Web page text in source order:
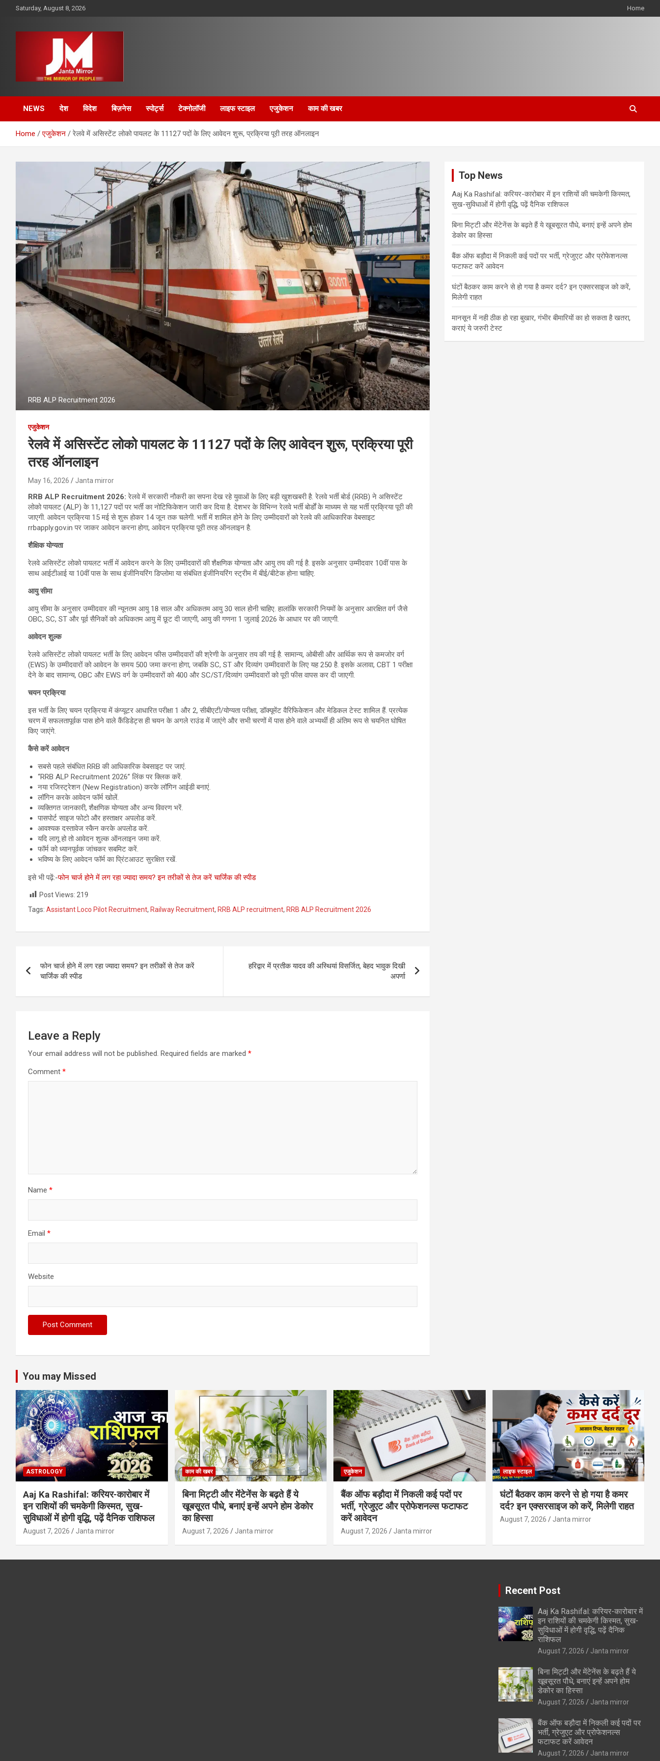
Saturday, August 8, 2026 Home
Janta Mirror
NEWS देश विदेश बिज़नेस स्पोर्ट्स टेक्नोलॉजी लाइफ स्टाइल एजुकेशन काम की खबर
Home एजुकेशन रेलवे में असिस्टेंट लोको पायलट के 11127 पदों के लिए आवेदन शुरू, प्रक्रिया पूरी तरह ऑनलाइन
RRB ALP Recruitment 2026
एजुकेशन
रेलवे में असिस्टेंट लोको पायलट के 11127 पदों के लिए आवेदन शुरू, प्रक्रिया पूरी
तरह ऑनलाइन
May 16, 2026 Janta mirror
RRB ALP Recruitment 2026:रेलवे में सरकारी नौकरी का सपना देख रहे युवाओं के लिए बड़ी खुशखबरी है. रेलवे भर्ती बोर्ड (RRB) ने असिस्टेंट
लोको पायलट (ALP) के 11,127 पदों पर भर्ती का नोटिफिकेशन जारी कर दिया है. देशभर के विभिन्न रेलवे भर्ती बोर्डों के माध्यम से यह भर्ती प्रक्रिया पूरी की
जाएगी. आवेदन प्रक्रिया 15 मई से शुरू होकर 14 जून तक चलेगी. भर्ती में शामिल होने के लिए उम्मीदवारों को रेलवे की आधिकारिक वेबसाइट
rrbapply.gov.in पर जाकर आवेदन करना होगा, आवेदन प्रक्रिया पूरी तरह ऑनलाइन है.
शैक्षिक योग्यता
रेलवे असिस्टेंट लोको पायलट भर्ती में आवेदन करने के लिए उम्मीदवारों की शैक्षणिक योग्यता और आयु तय की गई है. इसके अनुसार उम्मीदवार 10वीं पास के
साथ आईटीआई या 10वीं पास के साथ इंजीनियरिंग डिप्लोमा या संबंधित इंजीनियरिंग स्ट्रीम में बीई/बीटेक होना चाहिए.
आयु सीमा
आयु सीमा के अनुसार उम्मीदवार की न्यूनतम आयु 18 साल और अधिकतम आयु 30 साल होनी चाहिए. हालांकि सरकारी नियमों के अनुसार आरक्षित वर्ग जैसे
OBC, SC, ST और पूर्व सैनिकों को अधिकतम आयु में छूट दी जाएगी, आयु की गणना 1 जुलाई 2026 के आधार पर की जाएगी.
आवेदन शुल्क
रेलवे असिस्टेंट लोको पायलट भर्ती के लिए आवेदन फीस उम्मीदवारों की श्रेणी के अनुसार तय की गई है. सामान्य, ओबीसी और आर्थिक रूप से कमजोर वर्ग
(EWS) के उम्मीदवारों को आवेदन के समय 500 जमा करना होगा, जबकि SC, ST और दिव्यांग उम्मीदवारों के लिए यह 250 है. इसके अलावा, CBT 1 परीक्षा
देने के बाद सामान्य, OBC और EWS वर्ग के उम्मीदवारों को 400 और SC/ST/दिव्यांग उम्मीदवारों को पूरी फीस वापस कर दी जाएगी.
चयन प्रक्रिया
इस भर्ती के लिए चयन प्रक्रिया में कंप्यूटर आधारित परीक्षा 1 और 2, सीबीएटी/योग्यता परीक्षा, डॉक्यूमेंट वैरिफिकेशन और मेडिकल टेस्ट शामिल हैं. प्रत्येक
चरण में सफलतापूर्वक पास होने वाले कैंडिडेट्स ही चयन के अगले राउंड में जाएंगे और सभी चरणों में पास होने वाले अभ्यर्थी ही अंतिम रूप से चयनित घोषित
किए जाएंगे.
कैसे करें आवेदन
सबसे पहले संबंधित RRB की आधिकारिक वेबसाइट पर जाएं.
“RRB ALP Recruitment 2026” लिंक पर क्लिक करें.
नया रजिस्ट्रेशन (New Registration) करके लॉगिन आईडी बनाएं.
लॉगिन करके आवेदन फॉर्म खोलें.
व्यक्तिगत जानकारी, शैक्षणिक योग्यता और अन्य विवरण भरें.
पासपोर्ट साइज फोटो और हस्ताक्षर अपलोड करें.
आवश्यक दस्तावेज स्कैन करके अपलोड करें.
यदि लागू हो तो आवेदन शुल्क ऑनलाइन जमा करें.
फॉर्म को ध्यानपूर्वक जांचकर सबमिट करें.
भविष्य के लिए आवेदन फॉर्म का प्रिंटआउट सुरक्षित रखें.
इसे भी पढ़ें:-फोन चार्ज होने में लग रहा ज्यादा समय? इन तरीकों से तेज करें चार्जिंक की स्पीड
Post Views: 219
Tags: Assistant Loco Pilot Recruitment, Railway Recruitment, RRB ALP recruitment, RRB ALP Recruitment 2026
navigation
फोन चार्ज होने में लग रहा ज्यादा समय? इन तरीकों से तेज करें
चार्जिंक की स्पीड
हरिद्वार में प्रतीक यादव की अस्थियां विसर्जित, बेहद भावुक दिखी
अपर्णा
Leave a Reply
Your email address will not be published. Required fields are marked *
Comment *
Name *
Email *
Website
Top News
Aaj Ka Rashifal: करियर-कारोबार में इन राशियों की चमकेगी किस्मत,
सुख-सुविधाओं में होगी वृद्धि, पढ़ें दैनिक राशिफल
बिना मिट्टी और मेंटेनेंस के बढ़ते हैं ये खूबसूरत पौधे, बनाएं इन्‍हें अपने होम
डेकोर का हिस्‍सा
बैंक ऑफ बड़ौदा में निकली कई पदों पर भर्ती, ग्रेजुएट और प्रोफेशनल्स
फटाफट करें आवेदन
घंटों बैठकर काम करने से हो गया है कमर दर्द? इन एक्सरसाइज को करें,
मिलेगी राहत
मानसून में नही ठीक हो रहा बुखार, गंभीर बीमारियों का हो सकता है खतरा,
कराएं ये जरुरी टेस्ट
You may Missed
ASTROLOGY
Aaj Ka Rashifal: करियर-कारोबार में
इन राशियों की चमकेगी किस्मत, सुख-
सुविधाओं में होगी वृद्धि, पढ़ें दैनिक राशिफल
August 7, 2026 Janta mirror
काम की खबर
बिना मिट्टी और मेंटेनेंस के बढ़ते हैं ये
खूबसूरत पौधे, बनाएं इन्‍हें अपने होम डेकोर
का हिस्‍सा
August 7, 2026 Janta mirror
एजुकेशन
बैंक ऑफ बड़ौदा में निकली कई पदों पर
भर्ती, ग्रेजुएट और प्रोफेशनल्स फटाफट
करें आवेदन
August 7, 2026 Janta mirror
लाइफ स्टाइल
घंटों बैठकर काम करने से हो गया है कमर
दर्द? इन एक्सरसाइज को करें, मिलेगी राहत
August 7, 2026 Janta mirror
Recent Post
Aaj Ka Rashifal: करियर-कारोबार में
इन राशियों की चमकेगी किस्मत, सुख-
सुविधाओं में होगी वृद्धि, पढ़ें दैनिक
राशिफल
August 7, 2026 Janta mirror
बिना मिट्टी और मेंटेनेंस के बढ़ते हैं ये
खूबसूरत पौधे, बनाएं इन्‍हें अपने होम
डेकोर का हिस्‍सा
August 7, 2026 Janta mirror
बैंक ऑफ बड़ौदा में निकली कई पदों पर
भर्ती, ग्रेजुएट और प्रोफेशनल्स
फटाफट करें आवेदन
August 7, 2026 Janta mirror